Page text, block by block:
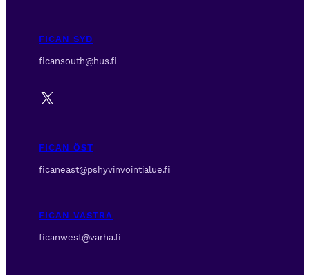
FICAN SYD
ficansouth@hus.fi
X
FICAN ÖST
ficaneast@pshyvinvointialue.fi
FICAN VÄSTRA
ficanwest@varha.fi